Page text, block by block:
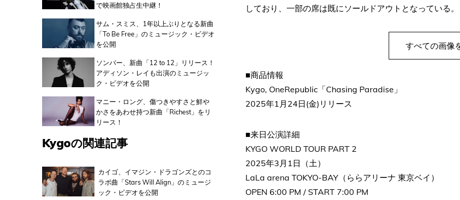
しており、一部の席は既にソールドアウトとなっている。
すべての画像
■商品情報
Kygo, OneRepublic「Chasing Paradise」
2025年1月24日(金)リリース
■来日公演詳細
KYGO WORLD TOUR PART 2
2025年3月1日（土）
LaLa arena TOKYO-BAY（ららアリーナ 東京ベイ）
OPEN 6:00 PM / START 7:00 PM
で映画館独占生中継！
サム・スミス、1年以上ぶりとなる新曲
「To Be Free」のミュージック・ビデオ
を公開
ソンバー、新曲「12 to 12」リリース！
アディソン・レイも出演のミュージッ
ク・ビデオを公開
マニー・ロング、傷つきやすさと鮮や
かさをあわせ持つ新曲「Richest」をリ
リース！
Kygoの関連記事
カイゴ、イマジン・ドラゴンズとのコ
ラボ曲「Stars Will Align」のミュージ
ック・ビデオを公開